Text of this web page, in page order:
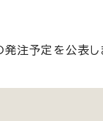
注予定を公表し